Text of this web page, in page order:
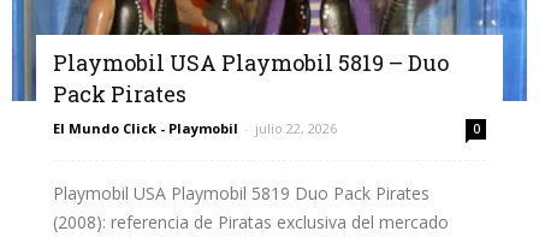
Playmobil USA Playmobil 5819 – Duo
Pack Pirates
El Mundo Click - Playmobil - julio 22, 2026 0
Playmobil USA Playmobil 5819 Duo Pack Pirates
(2008): referencia de Piratas exclusiva del mercado